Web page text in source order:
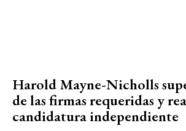
Harold Mayne-Nicholls
de las firmas requeridas y
candidatura independiente